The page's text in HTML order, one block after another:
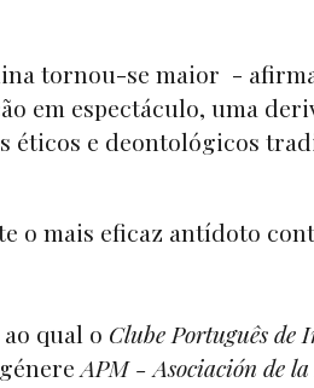
tornou-se maior -
em espectáculo, uma
éticos e deontológicos
o mais eficaz antídoto
qual o Clube Português de
APM - Asociación de